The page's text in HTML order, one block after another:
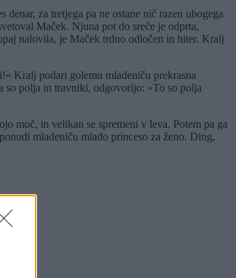
za tretjega pa ne ostane nič razen ubogega
Maček. Njuna pot do sreče je odprta,
nalovila, je Maček trdno odločen in hiter. Kralj
Kralj podari golemu mladeniču prekrasna
so polja in travniki, odgovorijo: »To so polja
moč, in velikan se spremeni v leva. Potem pa ga
mladeniču mlado princeso za ženo. Ding,